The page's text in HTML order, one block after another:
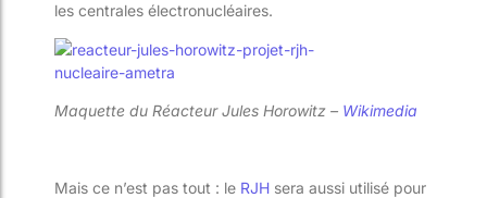
les centrales électronucléaires.
Maquette du Réacteur Jules Horowitz – Wikimedia
Mais ce n’est pas tout : le RJH sera aussi utilisé pour